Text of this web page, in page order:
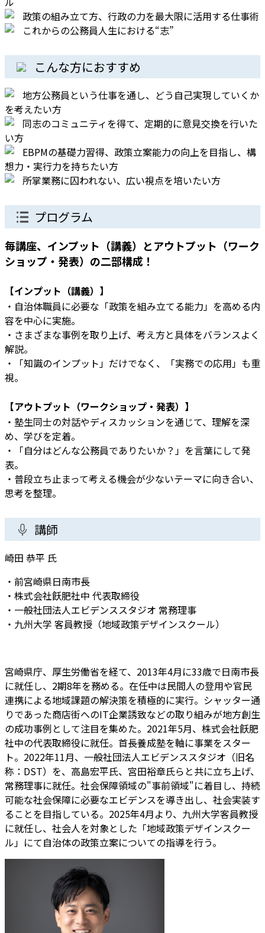
政策の組み立て方、行政の力を最大限に活用する仕事術
これからの公務員人生における“志”
こんな方におすすめ
地方公務員という仕事を通し、どう自己実現していくか
を考えたい方
同志のコミュニティを得て、定期的に意見交換を行いた
い方
EBPMの基礎力習得、政策立案能力の向上を目指し、構
想力・実行力を持ちたい方
所掌業務に囚われない、広い視点を培いたい方
プログラム
毎講座、インプット（講義）とアウトプット（ワーク
ショップ・発表）の二部構成！
【インプット（講義）】
・自治体職員に必要な「政策を組み立てる能力」を高める内
容を中心に実施。
・さまざまな事例を取り上げ、考え方と具体をバランスよく
解説。
・「知識のインプット」だけでなく、「実務での応用」も重
視。
【アウトプット（ワークショップ・発表）】
・塾生同士の対話やディスカッションを通じて、理解を深
め、学びを定着。
・「自分はどんな公務員でありたいか？」を言葉にして発
表。
・普段立ち止まって考える機会が少ないテーマに向き合い、
思考を整理。
講師
崎田 恭平 氏
・前宮崎県日南市長
・株式会社飫肥社中 代表取締役
・一般社団法人エビデンススタジオ 常務理事
・九州大学 客員教授（地域政策デザインスクール）
宮崎県庁、厚生労働省を経て、2013年4月に33歳で日南市長
に就任し、2期8年を務める。在任中は民間人の登用や官民
連携による地域課題の解決策を積極的に実行。シャッター通
りであった商店街へのIT企業誘致などの取り組みが地方創生
の成功事例として注目を集めた。2021年5月、株式会社飫肥
社中の代表取締役に就任。首長養成塾を軸に事業をスター
ト。2022年11月、一般社団法人エビデンススタジオ（旧名
称：DST）を、高島宏平氏、宮田裕章氏らと共に立ち上げ、
常務理事に就任。社会保障領域の"事前領域"に着目し、持続
可能な社会保障に必要なエビデンスを導き出し、社会実装す
ることを目指している。2025年4月より、九州大学客員教授
に就任し、社会人を対象とした「地域政策デザインスクー
ル」にて自治体の政策立案についての指導を行う。